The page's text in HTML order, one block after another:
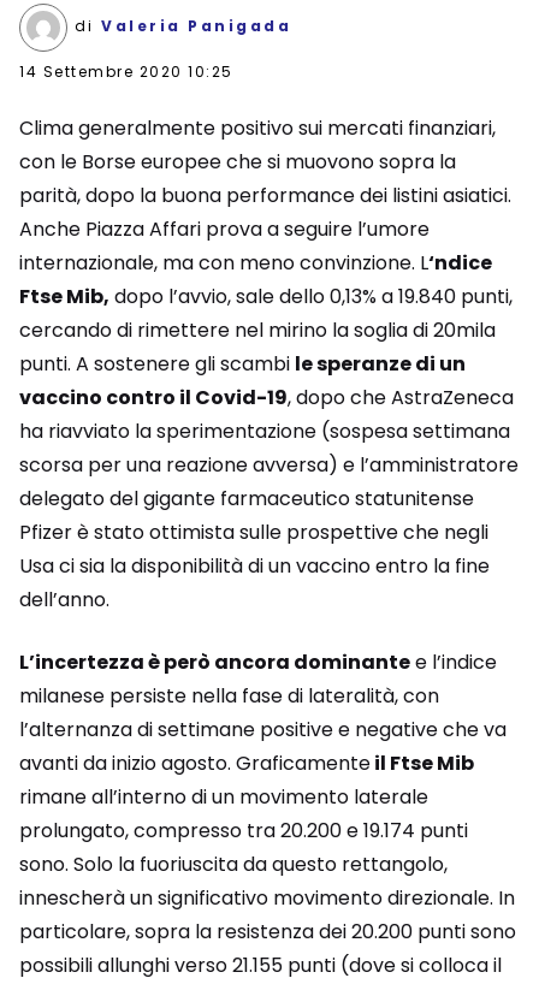
di Valeria Panigada
14 Settembre 2020 10:25
Clima generalmente positivo sui mercati finanziari,
con le Borse europee che si muovono sopra la
parità, dopo la buona performance dei listini asiatici.
Anche Piazza Affari prova a seguire l’umore
internazionale, ma con meno convinzione. L‘ndice
Ftse Mib, dopo l’avvio, sale dello 0,13% a 19.840 punti,
cercando di rimettere nel mirino la soglia di 20mila
punti. A sostenere gli scambi le speranze di un
vaccino contro il Covid-19, dopo che AstraZeneca
ha riavviato la sperimentazione (sospesa settimana
scorsa per una reazione avversa) e l’amministratore
delegato del gigante farmaceutico statunitense
Pfizer è stato ottimista sulle prospettive che negli
Usa ci sia la disponibilità di un vaccino entro la fine
dell’anno.
L’incertezza è però ancora dominantee l’indice
milanese persiste nella fase di lateralità, con
l’alternanza di settimane positive e negative che va
avanti da inizio agosto. Graficamenteil Ftse Mib
rimane all’interno di un movimento laterale
prolungato, compresso tra 20.200 e 19.174 punti
sono. Solo la fuoriuscita da questo rettangolo,
innescherà un significativo movimento direzionale. In
particolare, sopra la resistenza dei 20.200 punti sono
possibili allunghi verso 21.155 punti (dove si colloca il